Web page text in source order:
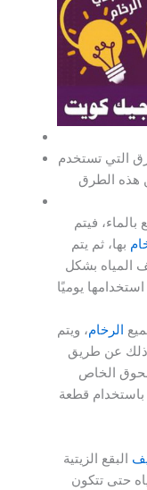
التي تستخدم
فيتم
بها، ثم يتم
المياه بشكل
الرخام، ويتم
ذلك عن طريق
الخاص
باستخدام قطعة
البقع الزيتية
حتى تتكون